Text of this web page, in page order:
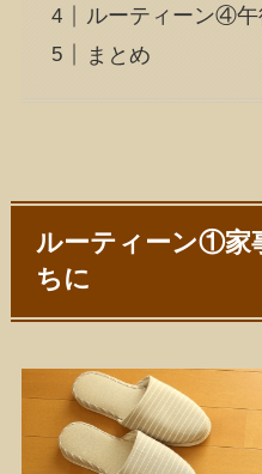
ルーティーン④午
まとめ
ルーティーン①家
ちに